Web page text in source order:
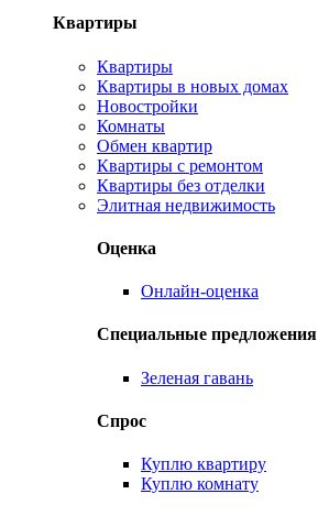
Квартиры
Квартиры
Квартиры в новых домах
Новостройки
Комнаты
Обмен квартир
Квартиры с ремонтом
Квартиры без отделки
Элитная недвижимость
Оценка
Онлайн-оценка
Специальные предложения
Зеленая гавань
Спрос
Куплю квартиру
Куплю комнату